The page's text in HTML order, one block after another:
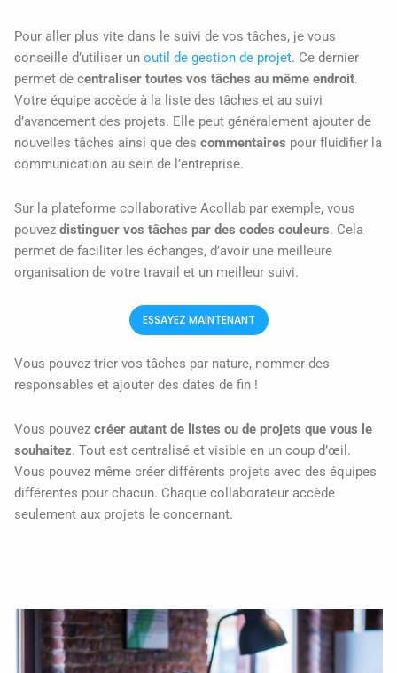
Pour aller plus vite dans le suivi de vos tâches, je vous
conseille d’utiliser un outil de gestion de projet. Ce dernier
permet de centraliser toutes vos tâches au même endroit.
Votre équipe accède à la liste des tâches et au suivi
d’avancement des projets. Elle peut généralement ajouter de
nouvelles tâches ainsi que des commentaires pour fluidifier la
communication au sein de l’entreprise.
Sur la plateforme collaborative Acollab par exemple, vous
pouvez distinguer vos tâches par des codes couleurs. Cela
permet de faciliter les échanges, d’avoir une meilleure
organisation de votre travail et un meilleur suivi.
ESSAYEZ MAINTENANT
Vous pouvez trier vos tâches par nature, nommer des
responsables et ajouter des dates de fin !
Vous pouvez créer autant de listes ou de projets que vous le
souhaitez. Tout est centralisé et visible en un coup d’œil.
Vous pouvez même créer différents projets avec des équipes
différentes pour chacun. Chaque collaborateur accède
seulement aux projets le concernant.